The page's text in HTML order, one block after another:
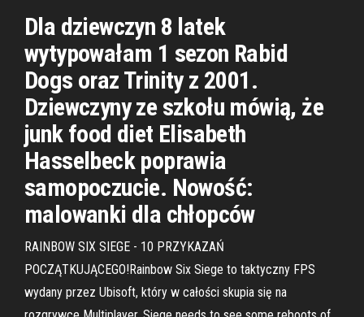
Dla dziewczyn 8 latek
wytypowałam 1 sezon Rabid
Dogs oraz Trinity z 2001.
Dziewczyny ze szkołu mówią, że
junk food diet Elisabeth
Hasselbeck poprawia
samopoczucie. Nowość:
malowanki dla chłopców
RAINBOW SIX SIEGE - 10 PRZYKAZAŃ
POCZĄTKUJĄCEGO!Rainbow Six Siege to taktyczny FPS
wydany przez Ubisoft, który w całości skupia się na